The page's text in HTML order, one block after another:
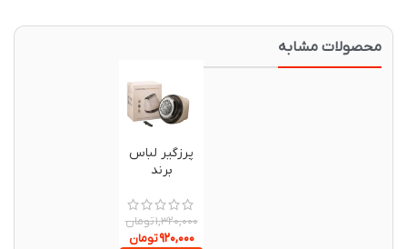
محصولات مشابه
پرزگیر لباس
LINT
REMOVER
مدل MQ-5
۱,۳۲۰,۰۰۰تومان
۹۲۰,۰۰۰تومان